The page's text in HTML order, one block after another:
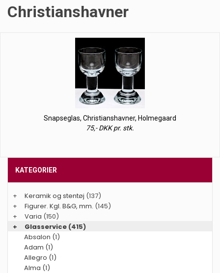
Christianshavner
Snapseglas, Christianshavner, Holmegaard
75,- DKK pr. stk.
KATEGORIER
+ Keramik og stentøj (137)
+
Figurer. Kgl. B&G, mm. (145)
+
Varia (150)
+
Glasservice (415)
Absalon (1)
Adam (1)
Allegro (1)
Alma (1)